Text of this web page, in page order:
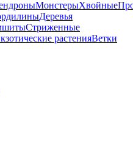
МонстерыХвойные
Деревья
Стриженные
растенияВетки